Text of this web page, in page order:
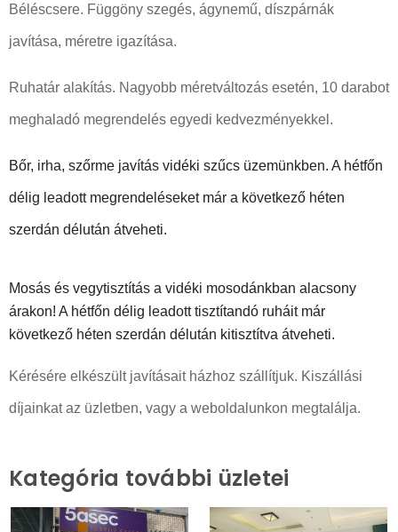
Béléscsere. Függöny szegés, ágynemű, díszpárnák
javítása, méretre igazítása.
Ruhatár alakítás. Nagyobb méretváltozás esetén, 10 darabot
meghaladó megrendelés egyedi kedvezményekkel.
Bőr, irha, szőrme javítás vidéki szűcs üzemünkben. A hétfőn
délig leadott megrendeléseket már a következő héten
szerdán délután átveheti.
Mosás és vegytisztítás a vidéki mosodánkban alacsony
árakon! A hétfőn délig leadott tisztítandó ruháit már
következő héten szerdán délután kitisztítva átveheti.
Kérésére elkészült javításait házhoz szállítjuk. Kiszállási
díjainkat az üzletben, vagy a weboldalunkon megtalálja.
Kategória további üzletei